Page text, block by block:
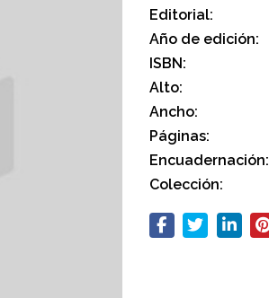
Editorial:
Año de edición:
ISBN:
Alto:
Ancho:
Páginas:
Encuadernación:
Colección: